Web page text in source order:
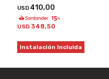
USD 410,00
USD 348,50
Instalación Incluida